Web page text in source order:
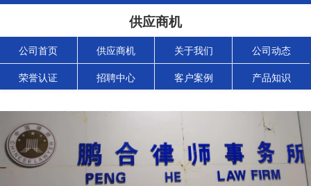
供应商机
公司首页 供应商机 关于我们 公司动态
荣誉认证 招聘中心 客户案例 产品知识